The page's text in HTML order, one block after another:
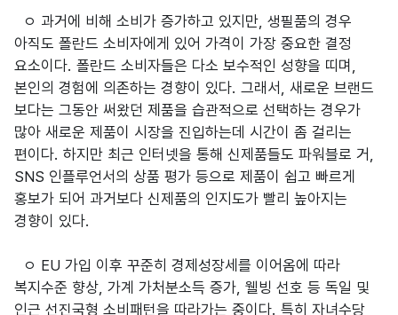
ㅇ 과거에 비해 소비가 증가하고 있지만, 생필품의 경우
아직도 폴란드 소비자에게 있어 가격이 가장 중요한 결정
요소이다. 폴란드 소비자들은 다소 보수적인 성향을 띠며,
본인의 경험에 의존하는 경향이 있다. 그래서, 새로운 브랜드
보다는 그동안 써왔던 제품을 습관적으로 선택하는 경우가
많아 새로운 제품이 시장을 진입하는데 시간이 좀 걸리는
편이다. 하지만 최근 인터넷을 통해 신제품들도 파워블로 거,
SNS 인플루언서의 상품 평가 등으로 제품이 쉽고 빠르게
홍보가 되어 과거보다 신제품의 인지도가 빨리 높아지는
경향이 있다.
ㅇ EU 가입 이후 꾸준히 경제성장세를 이어옴에 따라
복지수준 향상, 가계 가처분소득 증가, 웰빙 선호 등 독일 및
인근 선진국형 소비패턴을 따라가는 중이다. 특히 자녀수당